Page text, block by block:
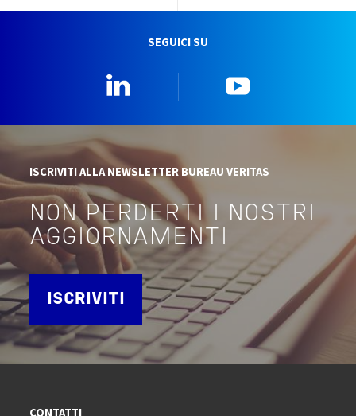
SEGUICI SU
ISCRIVITI ALLA NEWSLETTER BUREAU VERITAS
NON PERDERTI I NOSTRI
AGGIORNAMENTI
ISCRIVITI
CONTATTI